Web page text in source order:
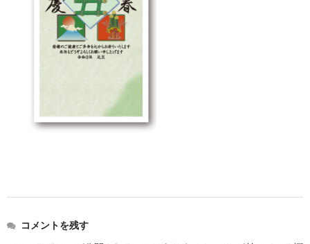
よくある質問
コメントを残す